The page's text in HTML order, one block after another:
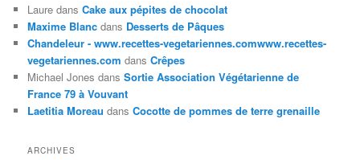
Laure dansCake aux pépites de chocolat
Maxime Blanc dans Desserts de Pâques
Chandeleur - www.recettes-vegetariennes.comwww.recettes-
vegetariennes.com dansCrêpes
Michael Jones dansSortie Association Végétarienne de
France 79 à Vouvant
Laetitia Moreau dansCocotte de pommes de terre grenaille
ARCHIVES